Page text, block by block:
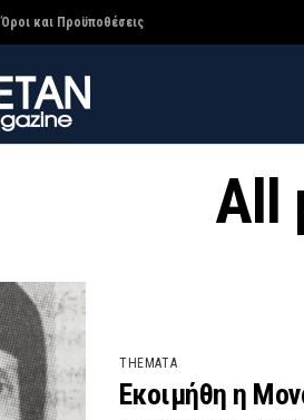
Όροι και Προϋποθέσεις
All
THEMATA
Εκοιμήθη η